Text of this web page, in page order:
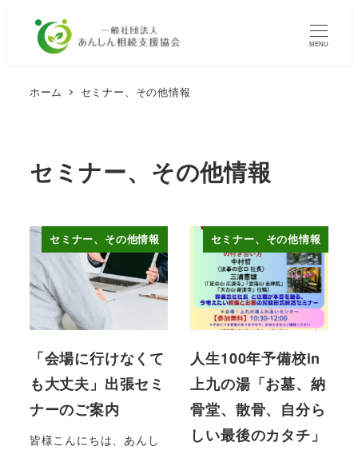
MENU
ホーム セミナー、その他情報
セミナー、その他情報
セミナー、その他情報
「会場に行けなくて
も大丈夫」出張セミ
ナーのご案内
皆様こんにちは、あんし
セミナー、その他情報
人生100年予備校in
上九の湯「お墓、納
骨堂、散骨、自分ら
しい最後のカタチ」